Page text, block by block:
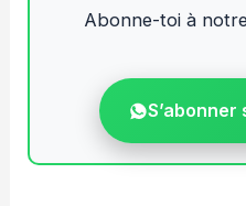
Abonne-toi à